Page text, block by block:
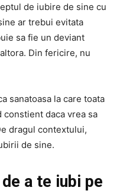
de iubire de sine cu
ar trebui evitata
sa fie un deviant
Din fericire, nu
sanatoasa la care toata
daca vrea sa
dragul contextului,
de sine.
a te iubi pe